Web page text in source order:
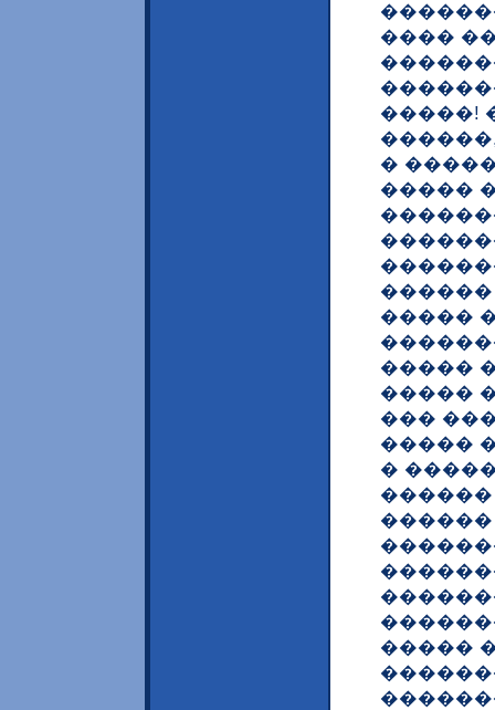
����
�����!
�
�����
�����
�����
�����
���
�����
�
������
�����